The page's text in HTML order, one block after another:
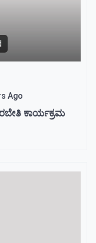
Ago
ಕಾರ್ಯಕ್ರಮ